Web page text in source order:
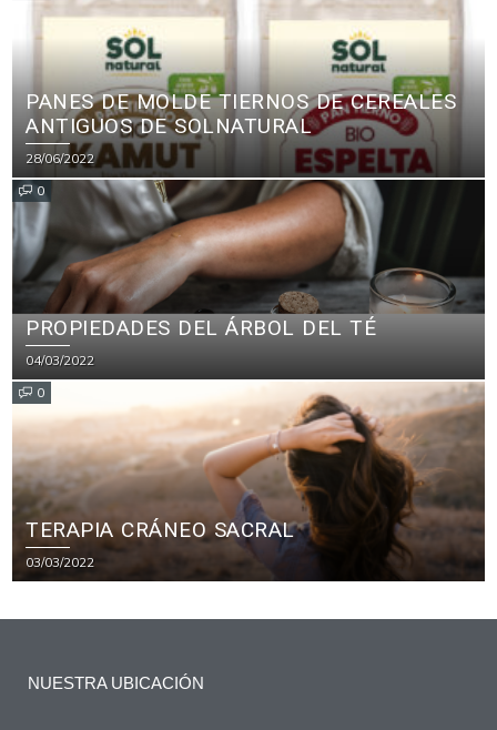
PANES DE MOLDE TIERNOS DE CEREALES
ANTIGUOS DE SOLNATURAL
28/06/2022
0
PROPIEDADES DEL ÁRBOL DEL TÉ
04/03/2022
0
TERAPIA CRÁNEO SACRAL
03/03/2022
NUESTRA UBICACIÓN